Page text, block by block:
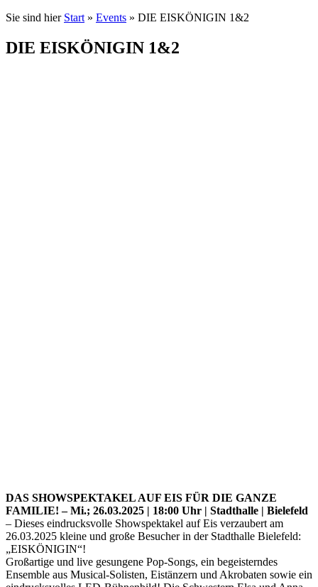
Sie sind hier Start » Events » DIE EISKÖNIGIN 1&2
DIE EISKÖNIGIN 1&2
DAS SHOWSPEKTAKEL AUF EIS FÜR DIE GANZE
FAMILIE! – Mi.; 26.03.2025 | 18:00 Uhr | Stadthalle | Bielefeld
– Dieses eindrucksvolle Showspektakel auf Eis verzaubert am
26.03.2025 kleine und große Besucher in der Stadthalle Bielefeld:
„EISKÖNIGIN“!
Großartige und live gesungene Pop-Songs, ein begeisterndes
Ensemble aus Musical-Solisten, Eistänzern und Akrobaten sowie ein